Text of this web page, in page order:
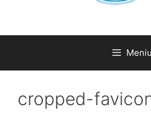
Meniu
cropped-